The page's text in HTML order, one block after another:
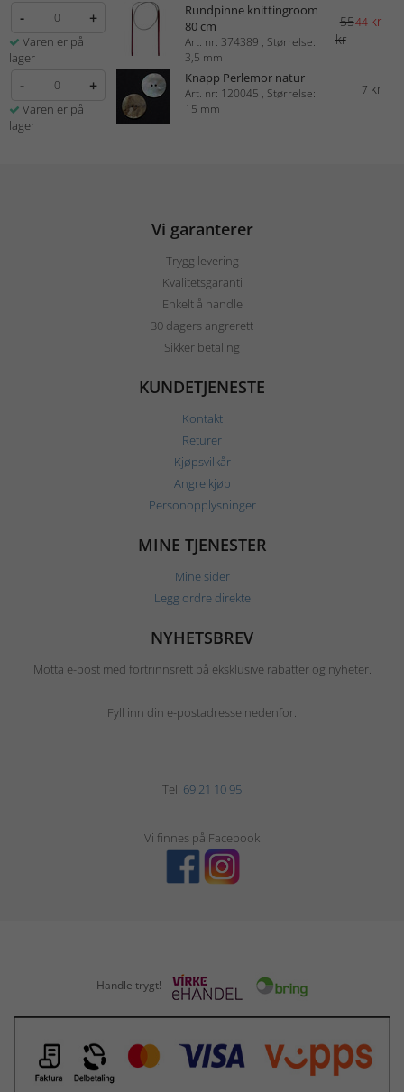
- +
Varen er på
lager
Rundpinne knittingroom
80 cm
Art. nr: 374389 , Størrelse:
3,5 mm
44 kr
55
kr
- +
Varen er på
lager
Knapp Perlemor natur
Art. nr: 120045 , Størrelse:
15 mm
7 kr
Vi garanterer
Trygg levering
Kvalitetsgaranti
Enkelt å handle
30 dagers angrerett
Sikker betaling
KUNDETJENESTE
Kontakt
Returer
Kjøpsvilkår
Angre kjøp
Personopplysninger
MINE TJENESTER
Mine sider
Legg ordre direkte
NYHETSBREV
Motta e-post med fortrinnsrett på eksklusive rabatter og nyheter.
Fyll inn din e-postadresse nedenfor.
Tel: 69 21 10 95
Vi finnes på Facebook
Handle trygt!